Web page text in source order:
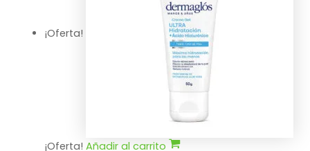
¡Oferta!
¡Oferta! Añadir al carrito